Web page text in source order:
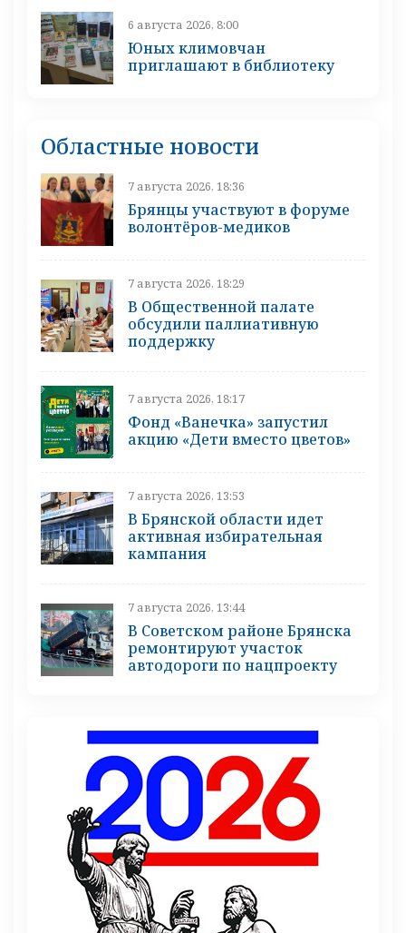
6 августа 2026, 8:00
Юных климовчан
приглашают в библиотеку
Областные новости
7 августа 2026, 18:36
Брянцы участвуют в форуме
волонтёров-медиков
7 августа 2026, 18:29
В Общественной палате
обсудили паллиативную
поддержку
7 августа 2026, 18:17
Фонд «Ванечка» запустил
акцию «Дети вместо цветов»
7 августа 2026, 13:53
В Брянской области идет
активная избирательная
кампания
7 августа 2026, 13:44
В Советском районе Брянска
ремонтируют участок
автодороги по нацпроекту